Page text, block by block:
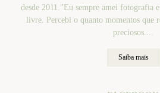
desde 2011."Eu sempre amei fotografia
livre. Percebi o quanto momentos que
preciosos....
Saiba mais